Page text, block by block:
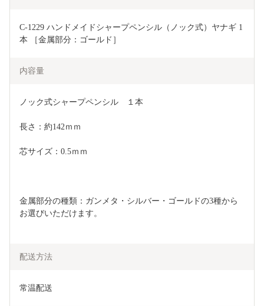
C-1229 ハンドメイドシャープペンシル（ノック式）ヤナギ 1
本 ［金属部分：ゴールド］
内容量
ノック式シャープペンシル　１本
長さ：約142ｍｍ
芯サイズ：0.5ｍｍ
金属部分の種類：ガンメタ・シルバー・ゴールドの3種から
お選びいただけます。
配送方法
常温配送